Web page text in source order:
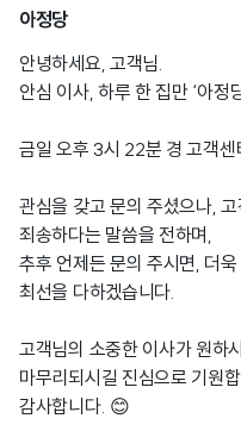
아정당
안녕하세요, 고객님.
안심 이사, 하루 한 집만 ‘아정
금일 오후 3시 22분 경 고객
관심을 갖고 문의 주셨으나,
죄송하다는 말씀을 전하며,
추후 언제든 문의 주시면, 더
최선을 다하겠습니다.
고객님의 소중한 이사가 원하
마무리되시길 진심으로 기원
감사합니다. 😊